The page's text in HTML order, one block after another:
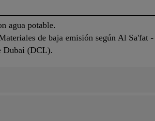
agua potable.
de baja emisión según Al Sa'fat
Dubai (DCL).